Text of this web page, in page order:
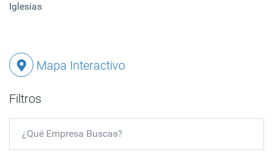
Iglesias
Mapa Interactivo
Filtros